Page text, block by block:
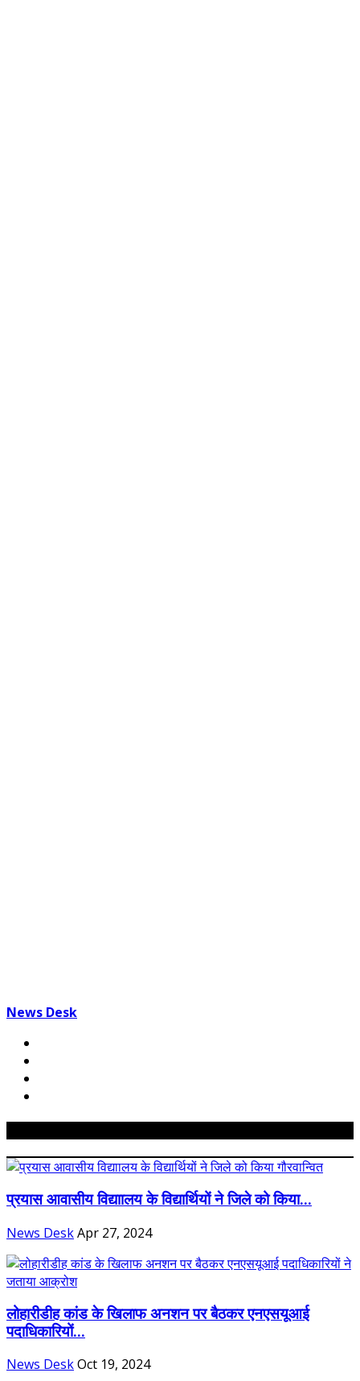
News Desk
प्रयास आवासीय विद्याालय के विद्यार्थियों ने जिले को किया...
News DeskApr 27, 2024
लोहारीडीह कांड के खिलाफ अनशन पर बैठकर एनएसयूआई
पदाधिकारियों...
News DeskOct 19, 2024